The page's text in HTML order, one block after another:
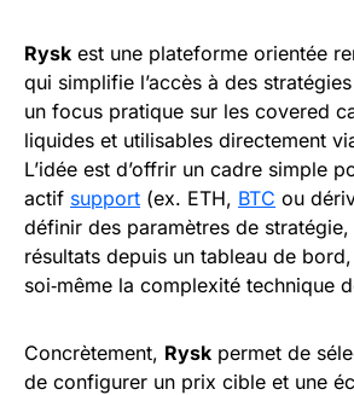
Rysk est une plateforme orientée
qui simplifie l’accès à des
un focus pratique sur les covered
liquides et utilisables directement
L’idée est d’offrir un cadre simple
actif support (ex. ETH, BTC ou
définir des paramètres de
résultats depuis un tableau de
soi‑même la complexité technique
Concrètement, Rysk permet de
de configurer un prix cible et une